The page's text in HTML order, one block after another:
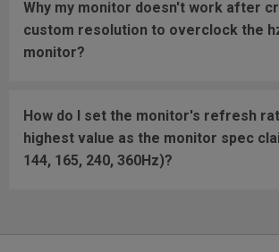
Why my monitor doesn't work after
custom resolution to overclock the
monitor?
How do I set the monitor's refresh
highest value as the monitor spec
144, 165, 240, 360Hz)?